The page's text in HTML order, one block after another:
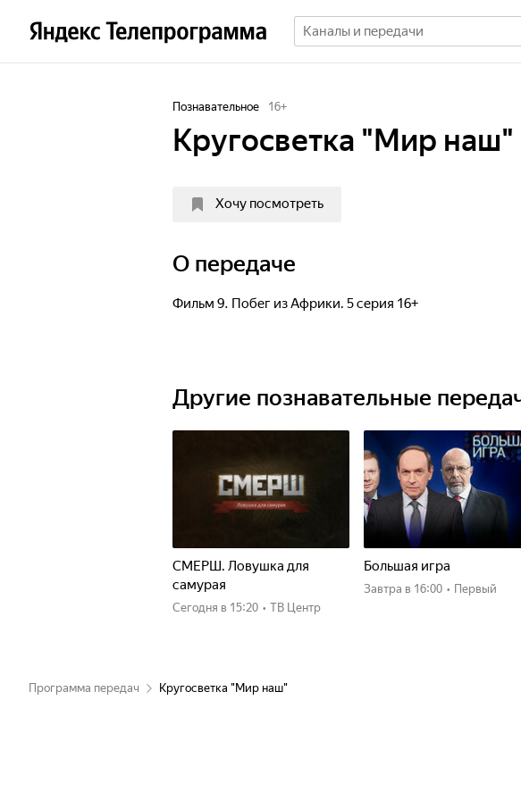
Познавательное 16+
Кругосветка "Мир наш"
Хочу посмотреть
О передаче
Фильм 9. Побег из Африки. 5 серия 16+
Другие познавательные
СМЕРШ. Ловушка для
самурая
Сегодня в 15:20 • ТВ Центр
Большая игра
Завтра в 16:00 • Первый
Программа передач Кругосветка "Мир наш"